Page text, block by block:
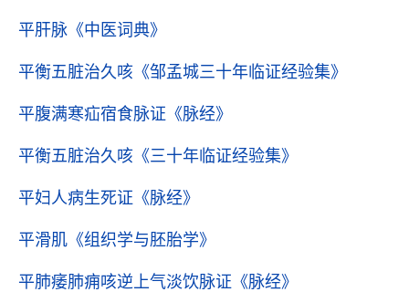
平肝脉 《中医词典》
平衡五脏治久咳 《邹孟城三十年临证经验集》
平腹满寒疝宿食脉证 《脉经》
平衡五脏治久咳 《三十年临证经验集》
平妇人病生死证 《脉经》
平滑肌 《组织学与胚胎学》
平肺痿肺痈咳逆上气淡饮脉证 《脉经》